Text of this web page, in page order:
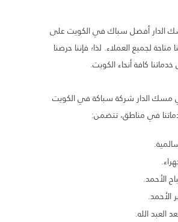
أفضل سباك في الكويت على
متاحة لجميع العملاء. لذا؛ فإننا حرصنا
كافة أنحاء الكويت.
الدار شركة سباكة في الكويت
في مناطق، تتضمن:
الأحمد.
الأحمد.
الله.